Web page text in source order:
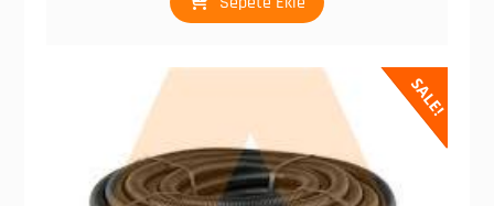
SALE!